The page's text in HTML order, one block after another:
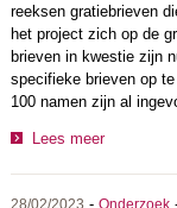
reeksen gratiebrieven
het project zich op de
brieven in kwestie zijn
specifieke brieven op
100 namen zijn al
Lees meer
28/02/2023 - Onderzoek